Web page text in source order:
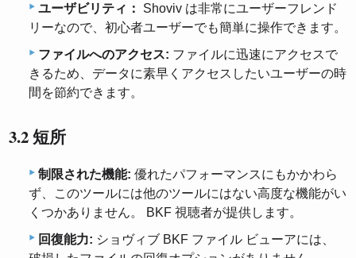
ユーザビリティ：
Shoviv は非常にユーザーフレンド
リーなので、初心者ユーザーでも簡単に操作できます。
ファイルへのアクセス: ファイルに迅速にアクセスで
きるため、データに素早くアクセスしたいユーザーの時
間を節約できます。
3.2 短所
制限された機能: 優れたパフォーマンスにもかかわら
ず、このツールには他のツールにはない高度な機能がい
くつかありません。 BKF 視聴者が提供します。
回復能力: ショヴィブ BKF ファイル ビューアには、